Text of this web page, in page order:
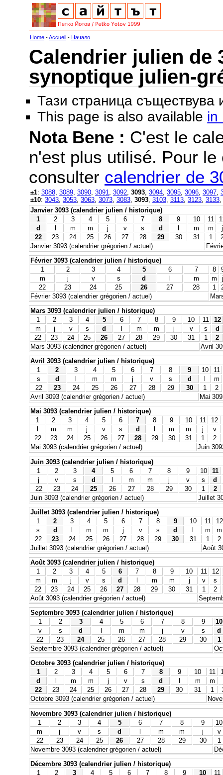
Home -Accueil - Начало
Calendrier julien de
synoptique julien-
Тази страница съществува
This page is also available in
Nota Bene : C'est le
n'est plus utilisé. Pour
consulter calendrier de
±1: 3088 3089 3090 3091 3092 3093 3094 3095 3096 3097
±10: 3043 3053 3063 3073 3083 3093 3103 3113 3123 3133
Janvier 3093 (calendrier julien / historique)
1
2 3 4 5 6 7 8 9 10 11
d
l m m j v s d l m m
j
22
23 24 25 26 27 28 29 30 31 1
Janvier 3093 (calendrier grégorien / actuel)
Février 3093 (calendrier julien / historique)
1
2 3 4 5 6 7 8
m
j v s d m m
j
22
23 24 25 26 27 28 1
Février 3093 (calendrier grégorien / actuel)
Mars 3093 (calendrier julien / historique)
1
2 3 4 5 6 7 8 9 10 11
12
m
j v s d m m j v s
d
22
23 24 25 26 27 28 29 30 31 1
2
Mars 3093 (calendrier grégorien / actuel)
Avril
Avril 3093 (calendrier julien / historique)
1
2 3 4 5 6 7 8 9 10
11
s
d m m j v s d
m
22
23 24 25 26 27 28 29 30 1
2
Avril 3093 (calendrier grégorien / actuel)
Mai
Mai 3093 (calendrier julien / historique)
1
2 3 4 5 6 7 8 9 10 11
12
m m j v s d m m j
v
22
23 24 25 26 27 28 29 30 31 1
2
Mai 3093 (calendrier grégorien / actuel)
Juin
Juin 3093 (calendrier julien / historique)
1
2 3 4 5 6 7 8 9 10
11
j
v s d l m m j v s
d
22
23 24 25 26 27 28 29 30 1
2
Juin 3093 (calendrier grégorien / actuel)
Juillet
Juillet 3093 (calendrier julien / historique)
1
2 3 4 5 6 7 8 9 10 11
12
s
d m m j v s d m
m
22
23 24 25 26 27 28 29 30 31 1
2
Juillet 3093 (calendrier grégorien / actuel)
Août
Août 3093 (calendrier julien / historique)
1
2 3 4 5 6 7 8 9 10 11
12
m
m j v s d m m j v
s
22
23 24 25 26 27 28 29 30 31 1
2
Août 3093 (calendrier grégorien / actuel)
Septembre 3093 (calendrier julien / historique)
1
2 3 4 5 6 7 8 9
10
v
s d m m j v s
d
22
23 24 25 26 27 28 29 30
1
Septembre 3093 (calendrier grégorien / actuel)
Octobre 3093 (calendrier julien / historique)
1
2 3 4 5 6 7 8 9 10 11
d
m m j v s d m
m
22
23 24 25 26 27 28 29 30 31 1
Octobre 3093 (calendrier grégorien / actuel)
Novembre 3093 (calendrier julien / historique)
1
2 3 4 5 6 7 8 9
10
m
j v s d l m m j
v
22
23 24 25 26 27 28 29 30
1
Novembre 3093 (calendrier grégorien / actuel)
Décembre 3093 (calendrier julien / historique)
1
2 3 4 5 6 7 8 9 10
11